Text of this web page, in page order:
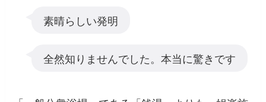
素晴らしい発明
全然知りませんでした。本当に驚きです